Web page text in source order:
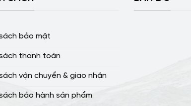
bảo mật
thanh toán
vận chuyển & giao nhận
bảo hành sản phẩm